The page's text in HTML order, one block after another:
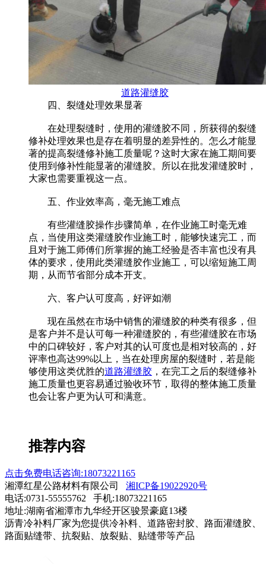
道路灌缝胶
四、裂缝处理效果显著
在处理裂缝时，使用的灌缝胶不同，所获得的裂缝
修补处理效果也是存在着明显的差异性的。怎么才能显
著的提高裂缝修补施工质量呢？这时大家在施工期间要
使用到修补性能显著的灌缝胶。所以在批发灌缝胶时，
大家也需要重视这一点。
五、作业效率高，毫无施工难点
有些灌缝胶操作步骤简单，在作业施工时毫无难
点，当使用这类灌缝胶作业施工时，能够快速完工，而
且对于施工师傅们所掌握的施工经验是否丰富也没有具
体的要求，使用此类灌缝胶作业施工，可以缩短施工周
期，从而节省部分成本开支。
六、客户认可度高，好评如潮
现在虽然在市场中销售的灌缝胶的种类有很多，但
是客户并不是认可每一种灌缝胶的，有些灌缝胶在市场
中的口碑较好，客户对其的认可度也是相对较高的，好
评率也高达99%以上，当在处理房屋的裂缝时，若是能
够使用这类优胜的道路灌缝胶 ，在完工之后的裂缝修补
施工质量也更容易通过验收环节，取得的整体施工质量
也会让客户更为认可和满意。
推荐内容
点击免费电话咨询:18073221165
湘潭红星公路材料有限公司 湘ICP备19022920号
电话:0731-55555762 手机:18073221165
地址:湖南省湘潭市九华经开区骏景豪庭13楼
沥青冷补料厂家为您提供冷补料、道路密封胶、路面灌缝胶、
路面贴缝带、抗裂贴、放裂贴、贴缝带等产品